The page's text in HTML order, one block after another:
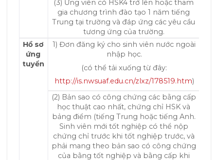
(3) Ứng viên có HSK4 trở lên hoặc tham
gia chương trình đào tạo 1 năm tiếng
Trung tại trường và đáp ứng các yêu cầu
tương ứng của trường.
Hồ sơ
ứng
tuyển
1) Đơn đăng ký cho sinh viên nước ngoài
nhập học.
(có thể tải xuống từ đây:
http://is.nwsuaf.edu.cn/zlxz/178519.htm)
(2) Bản sao có công chứng các bằng cấp
học thuật cao nhất, chứng chỉ HSK và
bảng điểm (tiếng Trung hoặc tiếng Anh.
Sinh viên mới tốt nghiệp có thể nộp
chứng chỉ trước khi tốt nghiệp trước, và
phải mang theo bản sao có công chứng
của bằng tốt nghiệp và bằng cấp khi